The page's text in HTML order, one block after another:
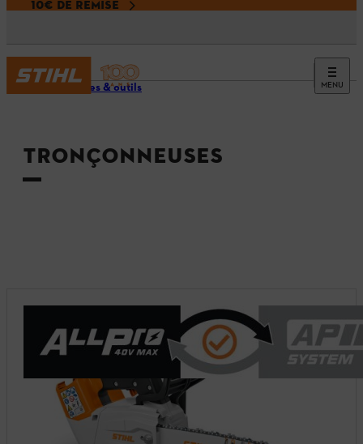
10€ DE REMISE
MENU
Machines & outils
TRONÇONNEUSES